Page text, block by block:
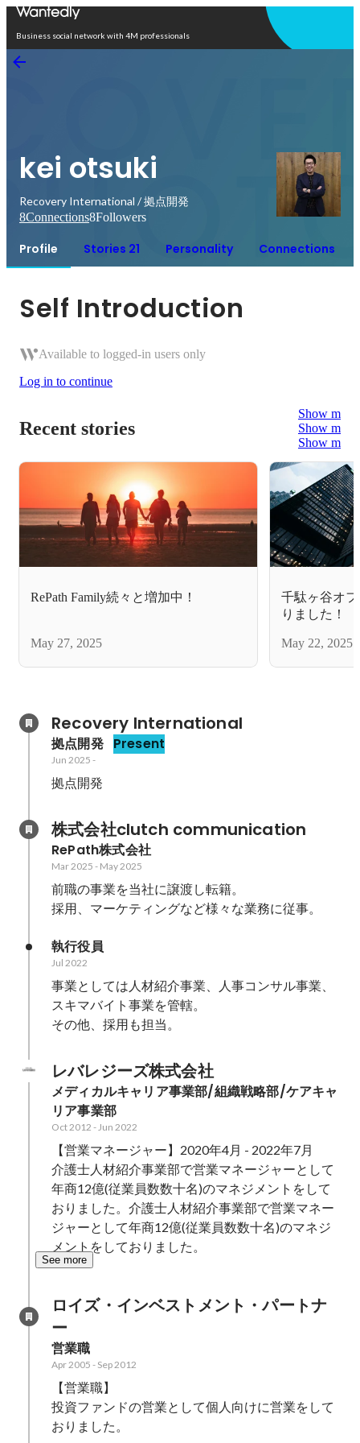
Business social network with 4M professionals
kei otsuki
Recovery International / 拠点開発
8Connections8Followers
Profile Stories 21 Personality Connections
Self Introduction
Available to logged-in users only
Log in to continue
Recent stories
Show more
Show more
Show more
RePath Family続々と増加中！
May 27, 2025
千駄ヶ谷オ
りました！
May 22, 2025
Recovery International
拠点開発 Present
Jun 2025 -
拠点開発
株式会社clutch communication
RePath株式会社
Mar 2025 - May 2025
前職の事業を当社に譲渡し転籍。
採用、マーケティングなど様々な業務に従事。
執行役員
Jul 2022
事業としては人材紹介事業、人事コンサル事業、
スキマバイト事業を管轄。
その他、採用も担当。
レバレジーズ株式会社
メディカルキャリア事業部/組織戦略部/ケアキャ
リア事業部
Oct 2012 - Jun 2022
【営業マネージャー】2020年4月 - 2022年7月
介護士人材紹介事業部で営業マネージャーとして
年商12億(従業員数数十名)のマネジメントをして
おりました。介護士人材紹介事業部で営業マネー
ジャーとして年商12億(従業員数数十名)のマネジ
メントをしておりました。
See more
ロイズ・インベストメント・パートナ
ー
営業職
Apr 2005 - Sep 2012
【営業職】
投資ファンドの営業として個人向けに営業をして
おりました。